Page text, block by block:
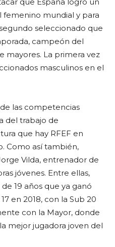
mundial y para
seleccionado que
campeón del
mayores. La primera vez
masculinos en el
las competencias
del trabajo de
que hay RFEF en
Como así también,
Vilda, entrenador de
jóvenes. Entre ellas,
19 años que ya ganó
en 2018, con la Sub 20
con la Mayor, donde
mejor jugadora joven del